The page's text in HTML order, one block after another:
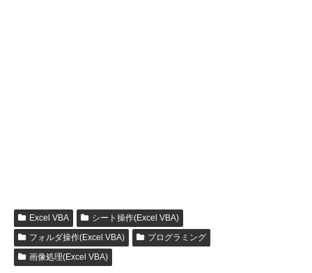
Excel VBA
シート操作(Excel VBA)
フォルダ操作(Excel VBA)
プログラミング
画像処理(Excel VBA)